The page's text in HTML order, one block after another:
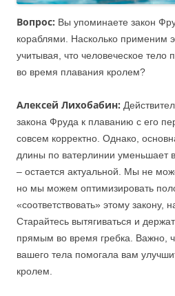
Вопрос: Вы упоминаете закон
кораблями. Насколько применим
учитывая, что человеческое
во время плавания кролем?
Алексей Лихобабин:
закона Фруда к плаванию с его
совсем корректно. Однако,
длины по ватерлинии уменьшает
– остается актуальной. Мы не
но мы можем оптимизировать
«соответствовать» этому закону,
Старайтесь вытягиваться и
прямым во время гребка. Важно,
вашего тела помогала вам
кролем.